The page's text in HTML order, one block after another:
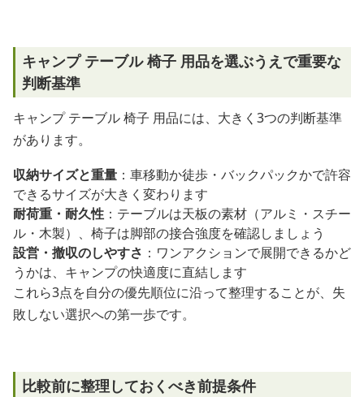
キャンプ テーブル 椅子 用品を選ぶうえで重要な
判断基準
キャンプ テーブル 椅子 用品には、大きく3つの判断基準
があります。
収納サイズと重量 ：車移動か徒歩・バックパックかで許容
できるサイズが大きく変わります
耐荷重・耐久性 ：テーブルは天板の素材（アルミ・スチー
ル・木製）、椅子は脚部の接合強度を確認しましょう
設営・撤収のしやすさ ：ワンアクションで展開できるかど
うかは、キャンプの快適度に直結します
これら3点を自分の優先順位に沿って整理することが、失
敗しない選択への第一歩です。
比較前に整理しておくべき前提条件